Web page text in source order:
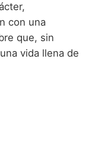
con una
que, sin
vida llena de